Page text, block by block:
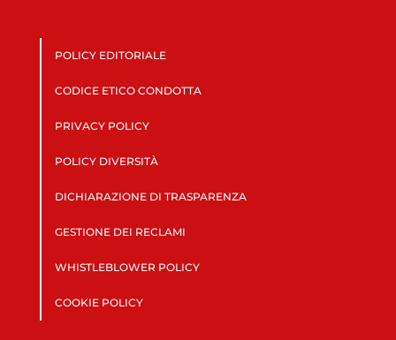
POLICY EDITORIALE
CODICE ETICO CONDOTTA
PRIVACY POLICY
POLICY DIVERSITÀ
DICHIARAZIONE DI TRASPARENZA
GESTIONE DEI RECLAMI
WHISTLEBLOWER POLICY
COOKIE POLICY